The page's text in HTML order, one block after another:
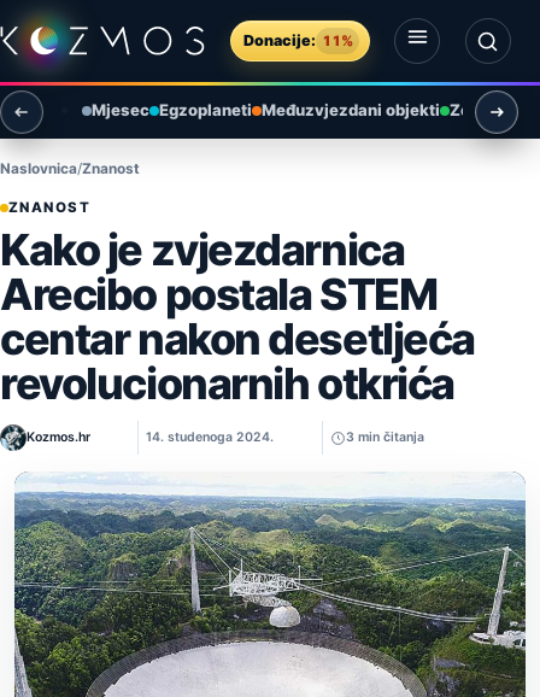
Preskoči na sadržaj
Donacije: 11%
Otvori izbornik
Otvori pretragu
Mjesec Egzoplaneti Međuzvjezdani objekti Zemlja i
Naslovnica Znanost
ZNANOST
Kako je zvjezdarnica
Arecibo postala STEM
centar nakon desetljeća
revolucionarnih otkrića
Kozmos.hr 14. studenoga 2024. 3 min čitanja